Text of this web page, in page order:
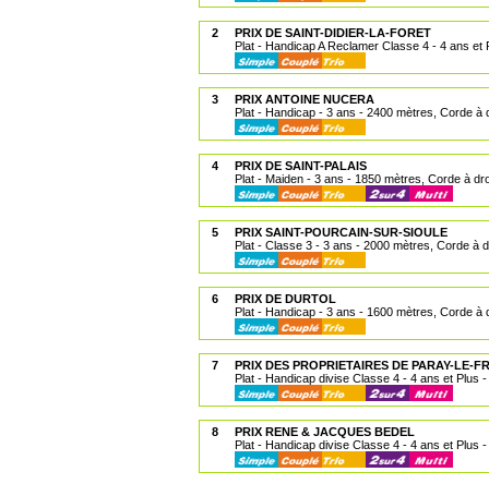
2
PRIX DE SAINT-DIDIER-LA-FORET
Plat - Handicap A Reclamer Classe 4 - 4 ans
3
PRIX ANTOINE NUCERA
Plat - Handicap - 3 ans - 2400 mètres, Corde à
4
PRIX DE SAINT-PALAIS
Plat - Maiden - 3 ans - 1850 mètres, Corde à
5
PRIX SAINT-POURCAIN-SUR-SIOULE
Plat - Classe 3 - 3 ans - 2000 mètres, Corde à
6
PRIX DE DURTOL
Plat - Handicap - 3 ans - 1600 mètres, Corde à
7
PRIX DES PROPRIETAIRES DE PARAY-LE-
Plat - Handicap divise Classe 4 - 4 ans et Plus
8
PRIX RENE & JACQUES BEDEL
Plat - Handicap divise Classe 4 - 4 ans et Plus